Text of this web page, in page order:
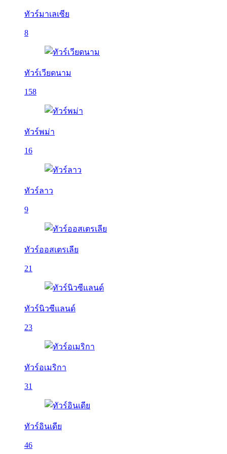
ทัวร์มาเลเซีย
8
ทัวร์เวียดนาม
158
ทัวร์พม่า
16
ทัวร์ลาว
9
ทัวร์ออสเตรเลีย
21
ทัวร์นิวซีแลนด์
23
ทัวร์อเมริกา
31
ทัวร์อินเดีย
46